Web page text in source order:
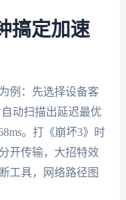
搞定加速
例：先选择设备客
动扫描出延迟最优
。打《崩坏3》时
开传输，大招特效
工具，网络路径图